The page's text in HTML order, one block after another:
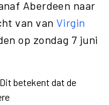
Aberdeen naar
van vanVirgin
op zondag 7 juni
betekent dat de